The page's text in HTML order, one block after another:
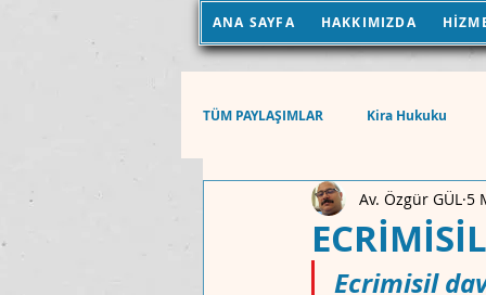
ANA SAYFA HAKKIMIZDA
TÜM PAYLAŞIMLAR Kira Hukuku
Aile Hukuku Hukuk
Anayasa Mahkemesi Kararları
Av. Özgür GÜL 5
Ecrimisil